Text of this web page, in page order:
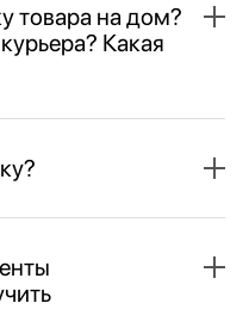
товара на дом?
Какая